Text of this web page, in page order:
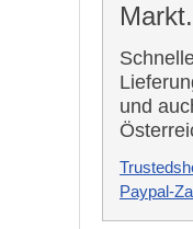
und
Paypal-